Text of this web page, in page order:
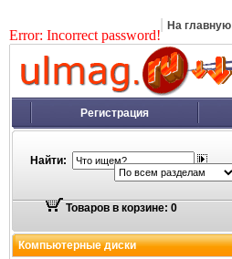
Error: Incorrect password!
На главную
Регистрация
Найти:
Товаров в корзине: 0
Компьютерные диски